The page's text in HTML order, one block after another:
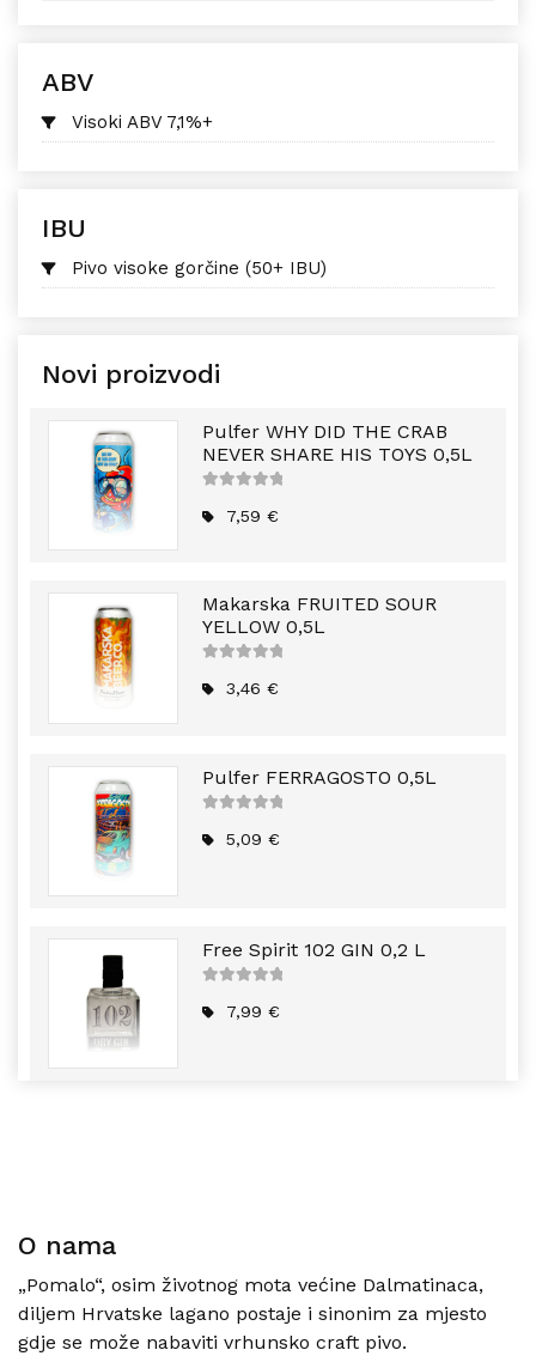
ABV
Visoki ABV 7,1%+
IBU
Pivo visoke gorčine (50+ IBU)
Novi proizvodi
Pulfer WHY DID THE CRAB
NEVER SHARE HIS TOYS 0,5L
5
7,59€
Makarska FRUITED SOUR
YELLOW 0,5L
5
3,46€
Pulfer FERRAGOSTO 0,5L
5
5,09€
Free Spirit 102 GIN 0,2 L
5
7,99€
O nama
„Pomalo“, osim životnog mota većine Dalmatinaca,
diljem Hrvatske lagano postaje i sinonim za mjesto
gdje se može nabaviti vrhunsko craft pivo.